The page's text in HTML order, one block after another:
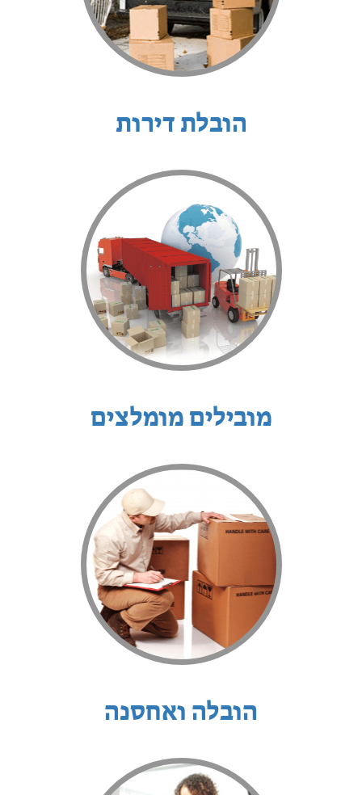
הובלת דירות
מובילים מומלצים
הובלה ואחסנה